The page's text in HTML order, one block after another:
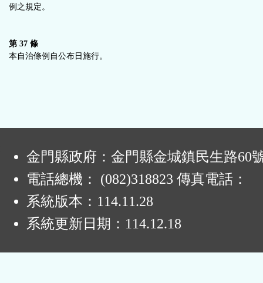
例之規定。
第 37 條
本自治條例自公布日施行。
金門縣政府：金門縣金城鎮民生路60
電話總機： (082)318823 傳真電話：
系統版本： 114.11.28
系統更新日期： 114.12.18